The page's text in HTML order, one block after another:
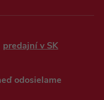
predajní v SK
odosielame